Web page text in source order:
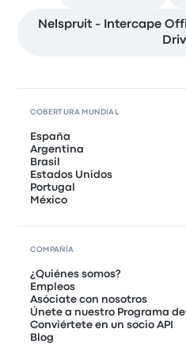
Nelspruit - Intercape
COBERTURA MUNDIAL
España
Argentina
Brasil
Estados Unidos
Portugal
México
COMPAÑÍA
¿Quiénes somos?
Empleos
Asóciate con nosotros
Únete a nuestro Programa
Conviértete en un socio API
Blog